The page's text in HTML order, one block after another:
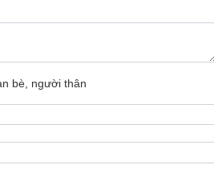
bè, người thân